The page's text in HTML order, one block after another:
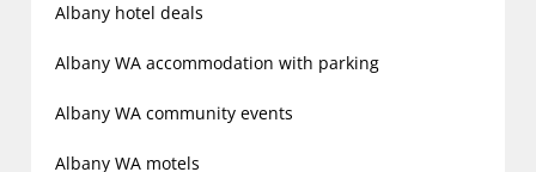
Albany hotel deals
Albany WA accommodation with parking
Albany WA community events
Albany WA motels